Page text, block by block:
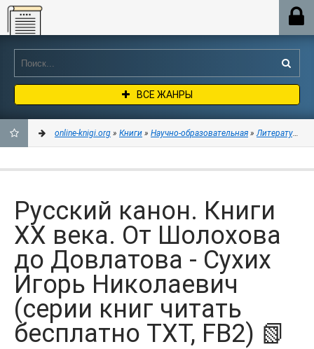
Online-knigi.org
ВСЕ ЖАНРЫ
ЗАКЛАДКИ
online-knigi.org » Книги » Научно-образовательная »
Русский канон. Книги
ХХ века. От Шолохова
до Довлатова - Сухих
Игорь Николаевич
(серии книг читать
бесплатно TXT, FB2) 📗